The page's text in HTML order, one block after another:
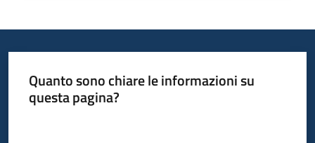
Nucleo
Quanto sono chiare le informazioni su
questa pagina?